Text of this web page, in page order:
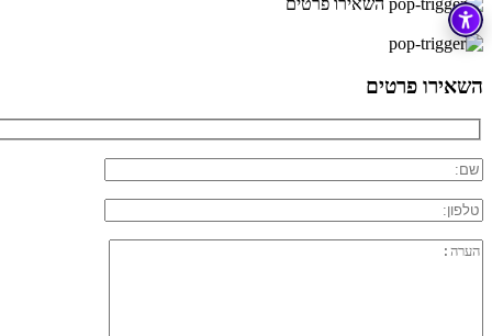
השאירו פרטים
×
השאירו פרטים